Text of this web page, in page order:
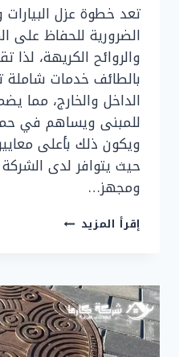
تعد خطوة عزل
الضرورية للحفاظ على
والروائح الكريهة، لذا
بالطائف خدمات شاملة
الداخل والخارج، مما
للمبنى ويساهم في
ويكون ذلك بأعلى
حيث يتوافر لدى
ومجهز…
إقرأ المزيد شركة